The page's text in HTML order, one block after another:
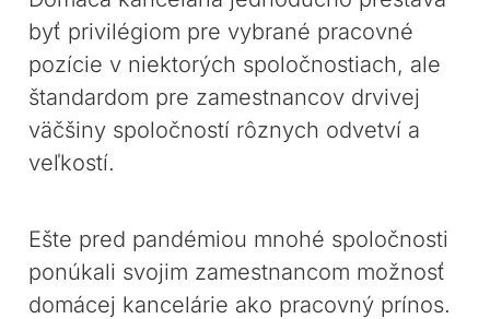
byť privilégiom pre vybrané pracovné
pozície v niektorých spoločnostiach, ale
štandardom pre zamestnancov drvivej
väčšiny spoločností rôznych odvetví a
veľkostí.
Ešte pred pandémiou mnohé spoločnosti
ponúkali svojim zamestnancom možnosť
domácej kancelárie ako pracovný prínos.